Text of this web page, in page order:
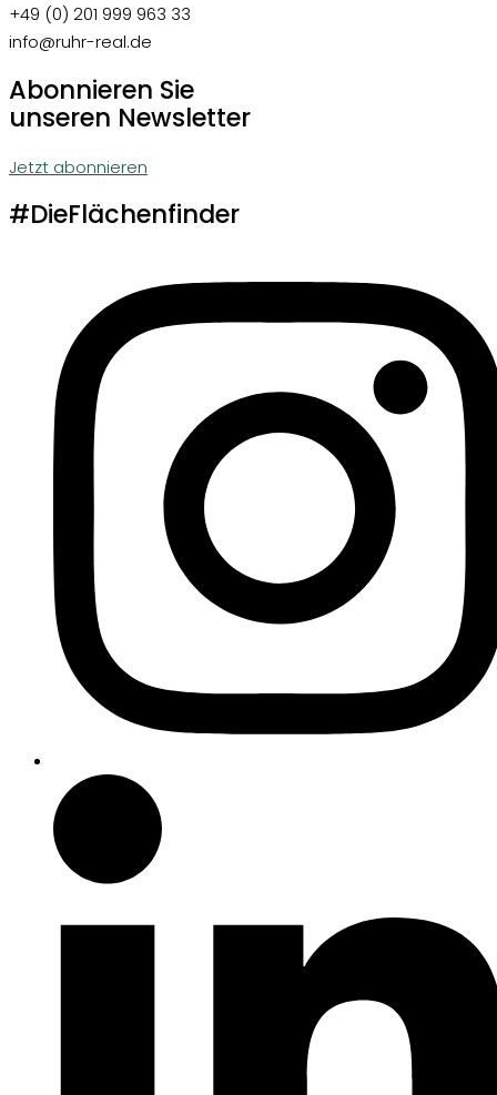
+49 (0) 201 999 963 33
info@ruhr-real.de
Abonnieren Sie
unseren Newsletter
Jetzt abonnieren
#DieFlächenfinder